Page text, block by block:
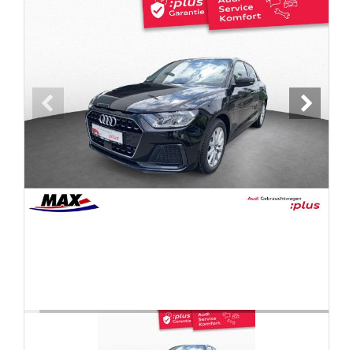
Fahrzeuge
FAHRZEUGBESTAND
ZUBEHÖR
SHOP